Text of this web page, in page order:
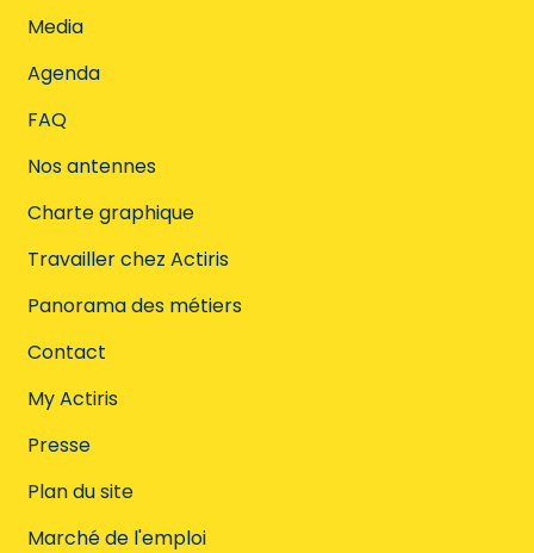
Media
Agenda
FAQ
Nos antennes
Charte graphique
Travailler chez Actiris
Panorama des métiers
Contact
My Actiris
Presse
Plan du site
Marché de l'emploi